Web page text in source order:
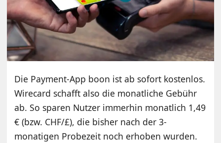
Die Payment-App boon ist ab sofort kostenlos.
Wirecard schafft also die monatliche Gebühr
ab. So sparen Nutzer immerhin monatlich 1,49
€ (bzw. CHF/£), die bisher nach der 3-
monatigen Probezeit noch erhoben wurden.